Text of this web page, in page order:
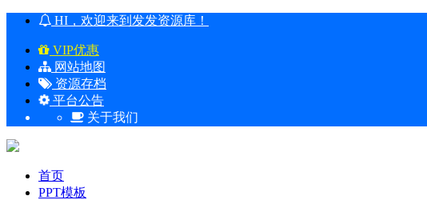
HI，欢迎来到发发资源库！
VIP优惠
网站地图
资源存档
平台公告
关于我们
首页
PPT模板